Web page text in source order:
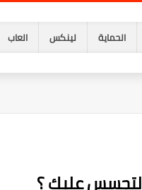
الحماية لينكس العاب
عليك ؟